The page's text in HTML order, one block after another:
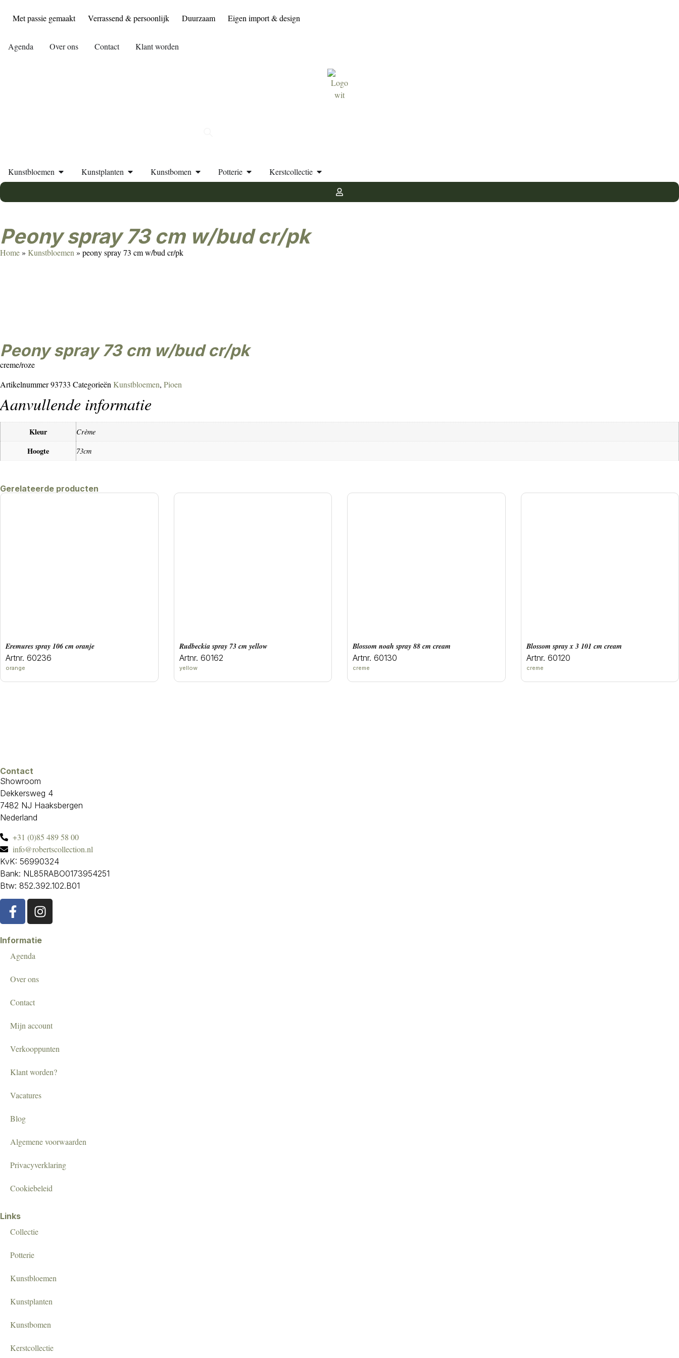
Met passie gemaakt Verrassend & persoonlijk Duurzaam Eigen import & design
Agenda Over ons Contact Klant worden
Kunstbloemen Kunstplanten Kunstbomen Potterie Kerstcollectie
peony spray 73 cm w/bud cr/pk
Home» Kunstbloemen » peony spray 73 cm w/bud cr/pk
peony spray 73 cm w/bud cr/pk
creme/roze
Artikelnummer93733 Categorieën Kunstbloemen, Pioen
Aanvullende informatie
Kleur Crème
Hoogte 73cm
Gerelateerde producten
eremures spray 106 cm oranje
Artnr. 60236
orange
rudbeckia spray 73 cm yellow
Artnr. 60162
yellow
blossom noah spray 88 cm cream
Artnr. 60130
creme
blossom spray x 3 101 cm cream
Artnr. 60120
creme
Contact
Showroom
Dekkersweg 4
7482 NJ Haaksbergen
Nederland
+31 (0)85 489 58 00
info@robertscollection.nl
KvK: 56990324
Bank: NL85RABO0173954251
Btw: 852.392.102.B01
Informatie
Agenda
Over ons
Contact
Mijn account
Verkooppunten
Klant worden?
Vacatures
Blog
Algemene voorwaarden
Privacyverklaring
Cookiebeleid
Links
Collectie
Potterie
Kunstbloemen
Kunstplanten
Kunstbomen
Kerstcollectie